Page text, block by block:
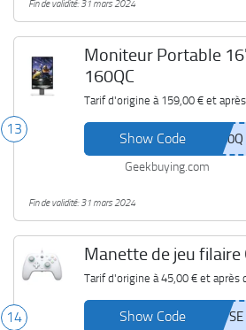
Fin de validité: 31 mars 2024
13
Moniteur Portable
160QC
Tarif d'origine à 159,00 €et
Show Code
Geekbuying.com
Fin de validité: 31 mars 2024
14
Manette de jeu filaire
Tarif d'origine à45,00 €et après
Show Code